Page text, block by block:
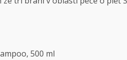
500 ml